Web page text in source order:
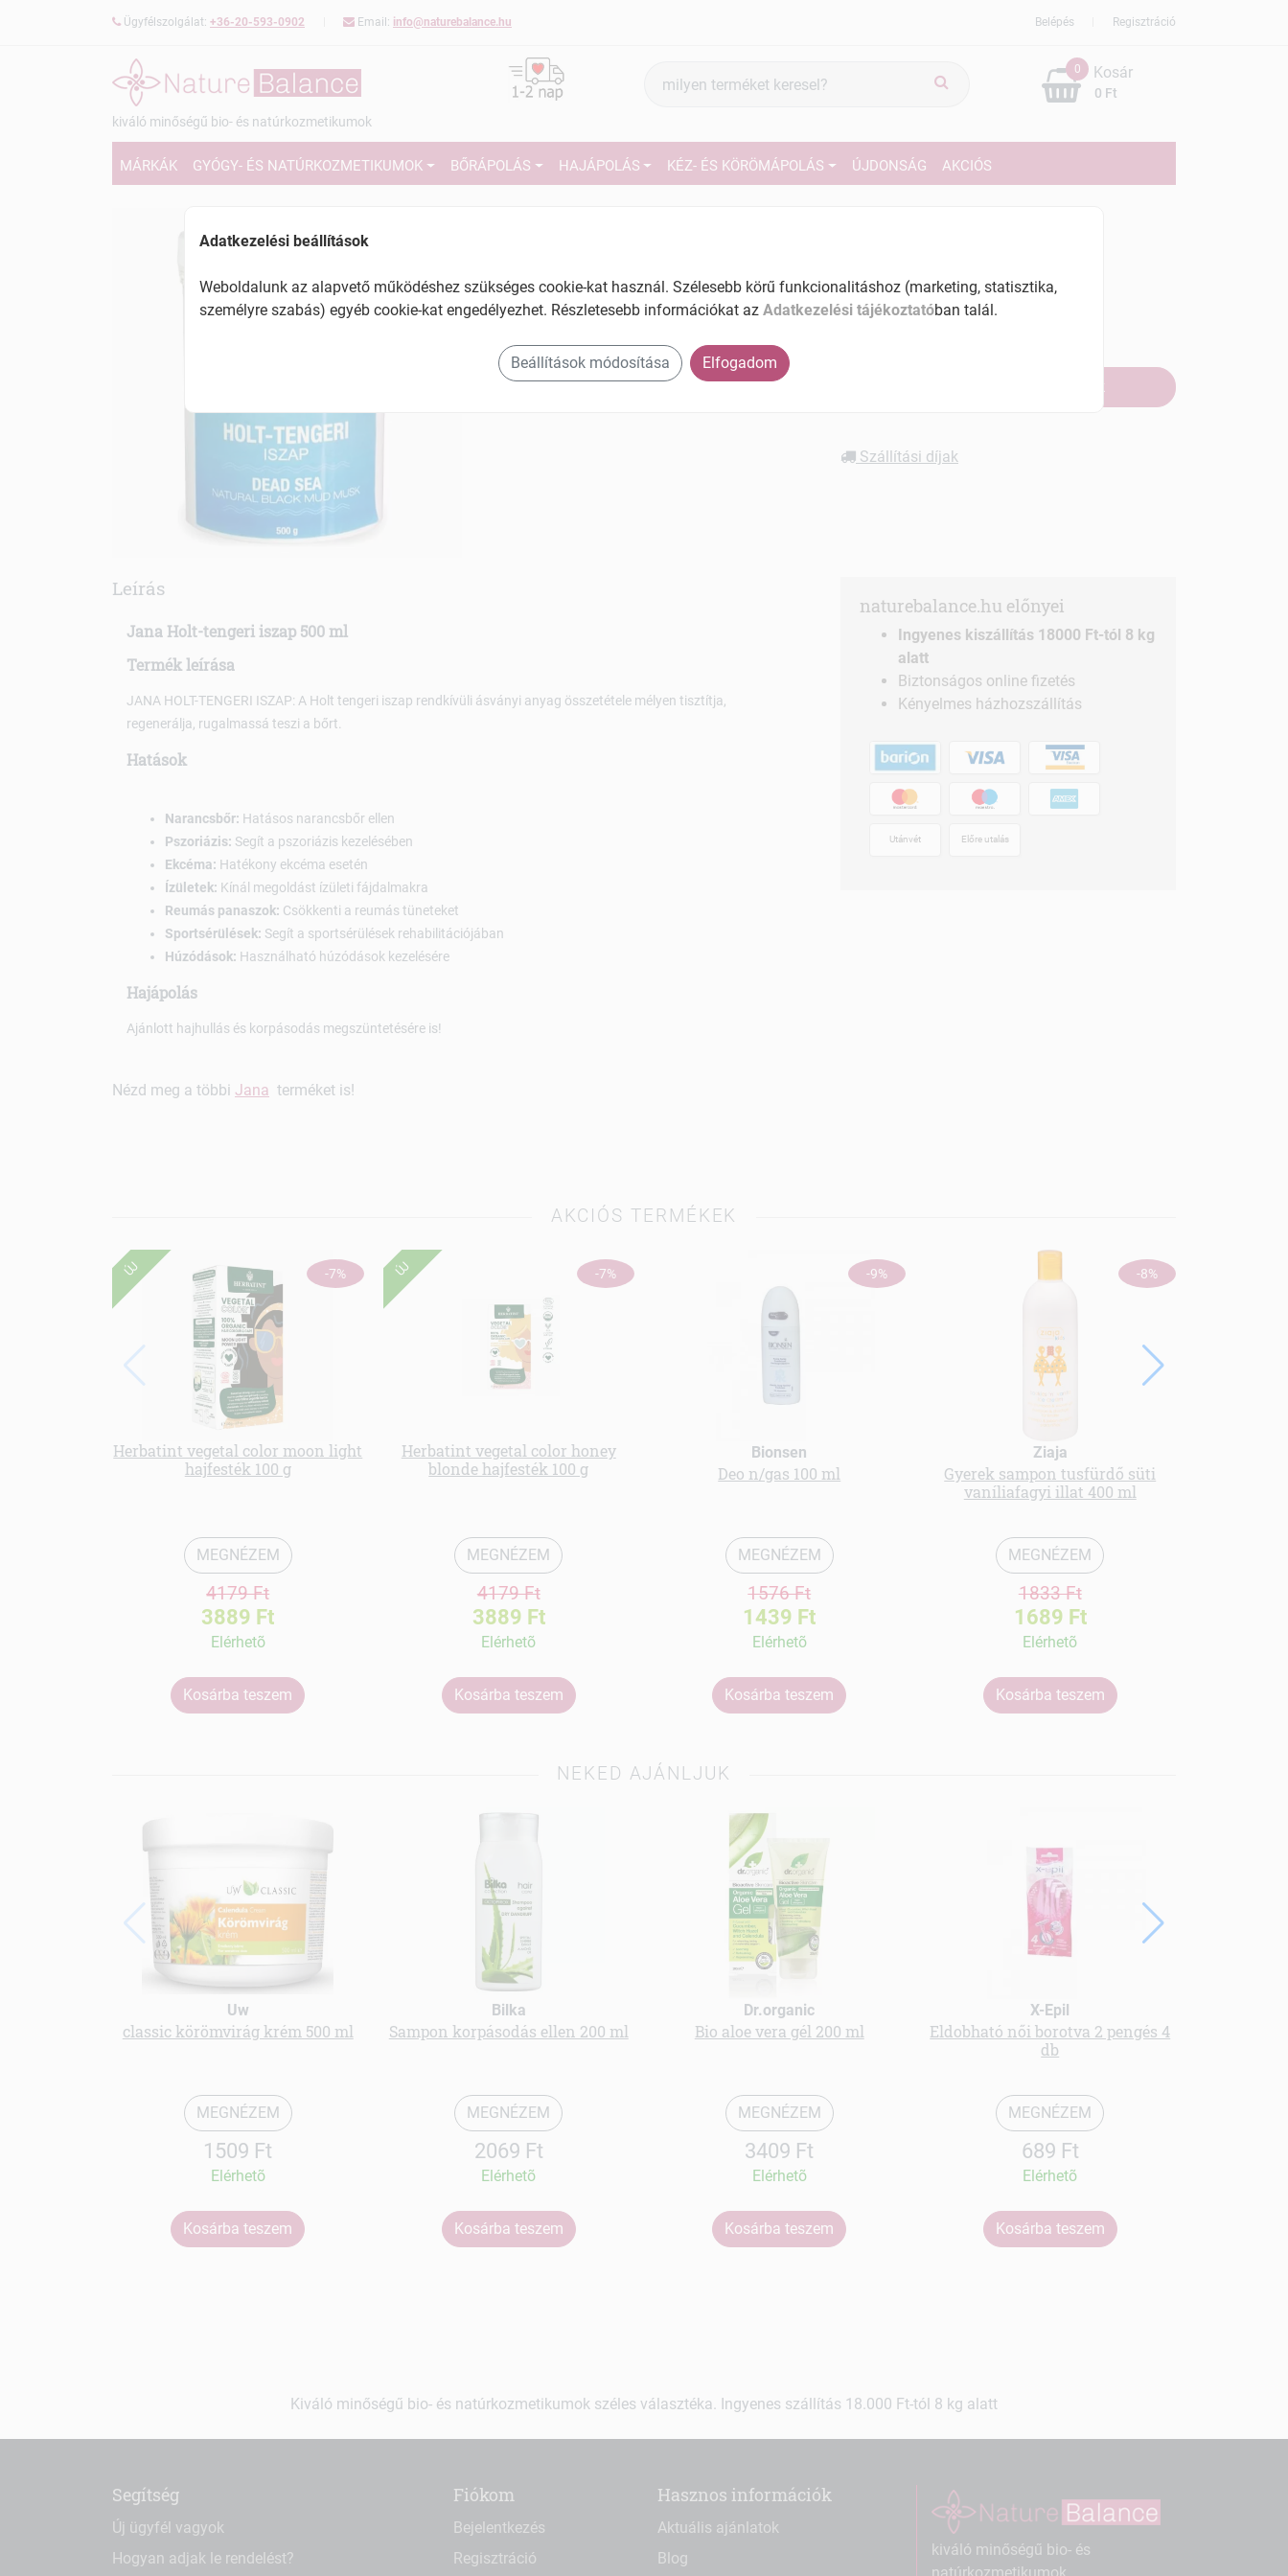
Ügyfélszolgálat: +36-20-593-0902 Email: info@naturebalance.hu Regisztráció
Belépés
kiváló minőségű bio- és natúrkozmetikumok
keresés
0
0 Ft
Kosár
MÁRKÁK GYÓGY- ÉS NATÚRKOZMETIKUMOK BŐRÁPOLÁS HAJÁPOLÁS KÉZ- ÉS KÖRÖMÁPOLÁS ÚJDONSÁG AKCIÓS
EAN: 6253013201146
Készletinformáció:
Szállítási díjak
Leírás
Jana Holt-tengeri iszap 500 ml
Termék leírása
JANA HOLT-TENGERI ISZAP: A Holt tengeri iszap rendkívüli ásványi anyag összetétele mélyen tisztítja,
regenerálja, rugalmassá teszi a bőrt.
Hatások
Narancsbőr: Hatásos narancsbőr ellen
Pszoriázis: Segít a pszoriázis kezelésében
Ekcéma: Hatékony ekcéma esetén
Ízületek: Kínál megoldást ízületi fájdalmakra
Reumás panaszok: Csökkenti a reumás tüneteket
Sportsérülések: Segít a sportsérülések rehabilitációjában
Húzódások: Használható húzódások kezelésére
Hajápolás
Ajánlott hajhullás és korpásodás megszüntetésére is!
Nézd meg a többi Jana terméket is!
naturebalance.hu előnyei
Ingyenes kiszállítás 18000 Ft-tól 8 kg
alatt
Biztonságos online fizetés
Kényelmes házhozszállítás
Utánvét Előre utalás
AKCIÓS TERMÉKEK
-7%
ÚJ
Herbatint vegetal color moon light
hajfesték 100 g
MEGNÉZEM
4179 Ft
3889 Ft
Elérhetõ
Kosárba teszem
-7%
ÚJ
Herbatint vegetal color honey
blonde hajfesték 100 g
MEGNÉZEM
4179 Ft
3889 Ft
Elérhetõ
Kosárba teszem
-9%
Bionsen
Deo n/gas 100 ml
MEGNÉZEM
1576 Ft
1439 Ft
Elérhetõ
Kosárba teszem
-8%
Ziaja
Gyerek sampon tusfürdő süti
vaníliafagyi illat 400 ml
MEGNÉZEM
1833 Ft
1689 Ft
Elérhetõ
Kosárba teszem
NEKED AJÁNLJUK
Uw
classic körömvirág krém 500 ml
MEGNÉZEM
1509 Ft
Elérhetõ
Kosárba teszem
Bilka
Sampon korpásodás ellen 200 ml
MEGNÉZEM
2069 Ft
Elérhetõ
Kosárba teszem
Dr.organic
Bio aloe vera gél 200 ml
MEGNÉZEM
3409 Ft
Elérhetõ
Kosárba teszem
X-Epil
Eldobható női borotva 2 pengés 4
db
MEGNÉZEM
689 Ft
Elérhetõ
Kosárba teszem
Kiváló minőségű bio- és natúrkozmetikumok széles választéka. Ingyenes szállítás 18.000 Ft-tól 8 kg alatt
Segítség
Új ügyfél vagyok
Hogyan adjak le rendelést?
Fiókom
Bejelentkezés
Regisztráció
Hasznos információk
Aktuális ajánlatok
Blog
kiváló minőségű bio- és
Adatkezelési beállítások
Weboldalunk az alapvető működéshez szükséges cookie-kat használ. Szélesebb körű funkcionalitáshoz (marketing, statisztika,
személyre szabás) egyéb cookie-kat engedélyezhet. Részletesebb információkat az Adatkezelési tájékoztatóban talál.
Beállítások módosítása Elfogadom